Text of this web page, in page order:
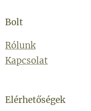
Bolt
Rólunk
Kapcsolat
Elérhetőségek